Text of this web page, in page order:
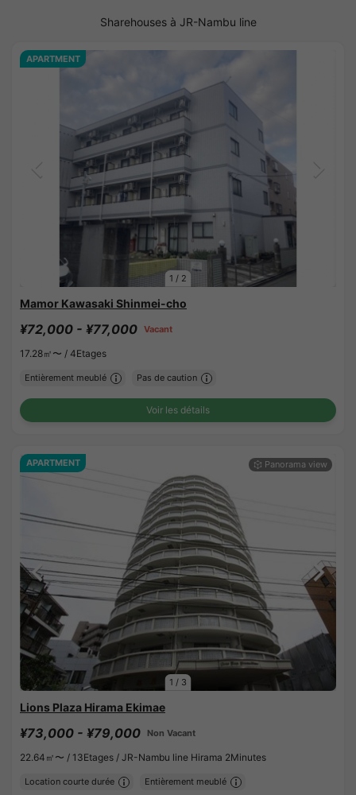
Sharehouses à JR-Nambu line
1 / 2
APARTMENT
Mamor Kawasaki Shinmei-cho
¥72,000 - ¥77,000 Vacant
17.28㎡〜 / 4Etages
Entièrement meublé Pas de caution
Voir les détails
1 / 3
APARTMENT
Lions Plaza Hirama Ekimae
¥73,000 - ¥79,000 Non Vacant
22.64㎡〜 / 13Etages / JR-Nambu line Hirama 2Minutes
Location courte durée Entièrement meublé